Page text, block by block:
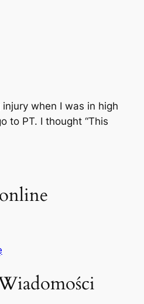
when I was in high
to PT. I thought “This